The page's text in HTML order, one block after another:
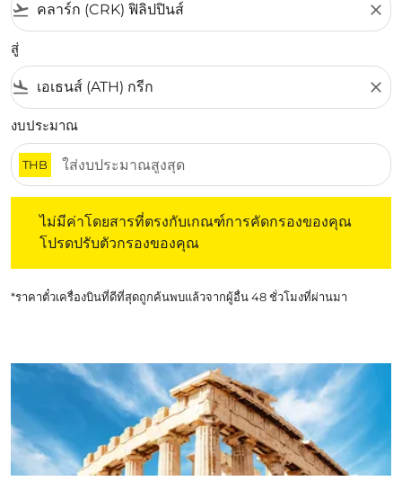
flight_takeoff close
สู่
flight_land close
งบประมาณ
THB
ไม่มีค่าโดยสารที่ตรงกับเกณฑ์การคัดกรองของคุณ
โปรดปรับตัวกรองของคุณ
*ราคาตั๋วเครื่องบินที่ดีที่สุดถูกค้นพบแล้วจากผู้อื่น 48 ชั่วโมงที่ผ่านมา